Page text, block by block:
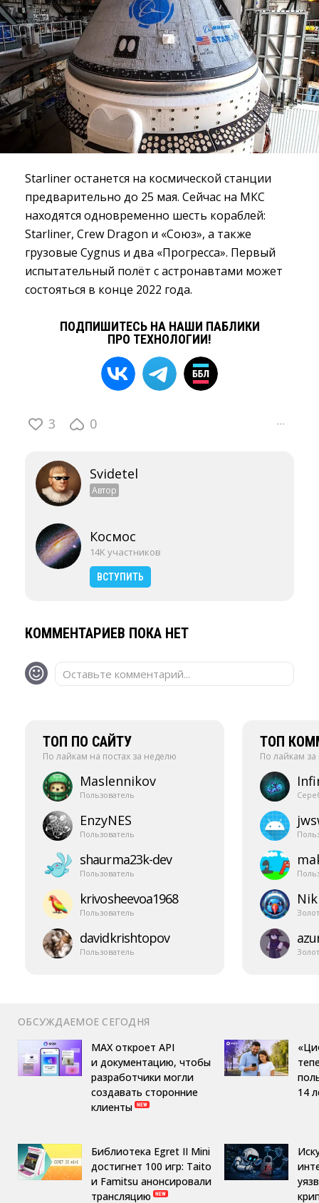
Starliner останется на космической станции
предварительно до 25 мая. Сейчас на МКС
находятся одновременно шесть кораблей:
Starliner, Crew Dragon и «Союз», а также
грузовые Cygnus и два «Прогресса». Первый
испытательный полёт с астронавтами может
состояться в конце 2022 года.
ПОДПИШИТЕСЬ НА НАШИ ПАБЛИКИ
ПРО ТЕХНОЛОГИИ!
3 0 ···
Svidetel
Автор
Космос
14K участников
ВСТУПИТЬ
КОММЕНТАРИЕВ ПОКА НЕТ
Оставьте комментарий...
ТОП ПО САЙТУ
По лайкам на постах за неделю
Maslennikov
Пользователь
EnzyNES
Пользователь
shaurma23k-​dev
Пользователь
krivosheevoa1968
Пользователь
davidkrishtopov
Пользователь
ТОП
По лайкам
ОБСУЖДАЕМОЕ СЕГОДНЯ
MAX откроет API
и документацию, чтобы
разработчики могли
создавать сторонние
клиенты
Библиотека Egret II Mini
достигнет 100 игр: Taito
и Famitsu анонсировали
трансляцию
14